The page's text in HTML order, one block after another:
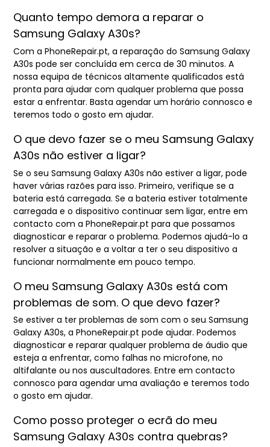
Quanto tempo demora a reparar o
Samsung Galaxy A30s?
Com a PhoneRepair.pt, a reparação do Samsung Galaxy
A30s pode ser concluída em cerca de 30 minutos. A
nossa equipa de técnicos altamente qualificados está
pronta para ajudar com qualquer problema que possa
estar a enfrentar. Basta agendar um horário connosco e
teremos todo o gosto em ajudar.
O que devo fazer se o meu Samsung Galaxy
A30s não estiver a ligar?
Se o seu Samsung Galaxy A30s não estiver a ligar, pode
haver várias razões para isso. Primeiro, verifique se a
bateria está carregada. Se a bateria estiver totalmente
carregada e o dispositivo continuar sem ligar, entre em
contacto com a PhoneRepair.pt para que possamos
diagnosticar e reparar o problema. Podemos ajudá-lo a
resolver a situação e a voltar a ter o seu dispositivo a
funcionar normalmente em pouco tempo.
O meu Samsung Galaxy A30s está com
problemas de som. O que devo fazer?
Se estiver a ter problemas de som com o seu Samsung
Galaxy A30s, a PhoneRepair.pt pode ajudar. Podemos
diagnosticar e reparar qualquer problema de áudio que
esteja a enfrentar, como falhas no microfone, no
altifalante ou nos auscultadores. Entre em contacto
connosco para agendar uma avaliação e teremos todo
o gosto em ajudar.
Como posso proteger o ecrã do meu
Samsung Galaxy A30s contra quebras?